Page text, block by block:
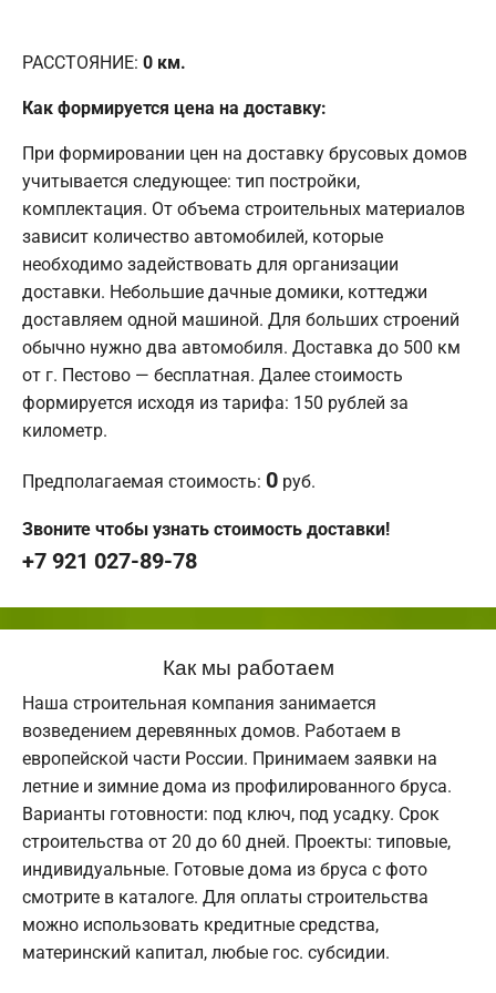
РАССТОЯНИЕ: 0 км.
Как формируется цена на доставку:
При формировании цен на доставку брусовых домов
учитывается следующее: тип постройки,
комплектация. От объема строительных материалов
зависит количество автомобилей, которые
необходимо задействовать для организации
доставки. Небольшие дачные домики, коттеджи
доставляем одной машиной. Для больших строений
обычно нужно два автомобиля. Доставка до 500 км
от г. Пестово — бесплатная. Далее стоимость
формируется исходя из тарифа: 150 рублей за
километр.
Предполагаемая стоимость: 0 руб.
Звоните чтобы узнать стоимость доставки!
+7 921 027-89-78
Как мы работаем
Наша строительная компания занимается
возведением деревянных домов. Работаем в
европейской части России. Принимаем заявки на
летние и зимние дома из профилированного бруса.
Варианты готовности: под ключ, под усадку. Срок
строительства от 20 до 60 дней. Проекты: типовые,
индивидуальные. Готовые дома из бруса с фото
смотрите в каталоге. Для оплаты строительства
можно использовать кредитные средства,
материнский капитал, любые гос. субсидии.